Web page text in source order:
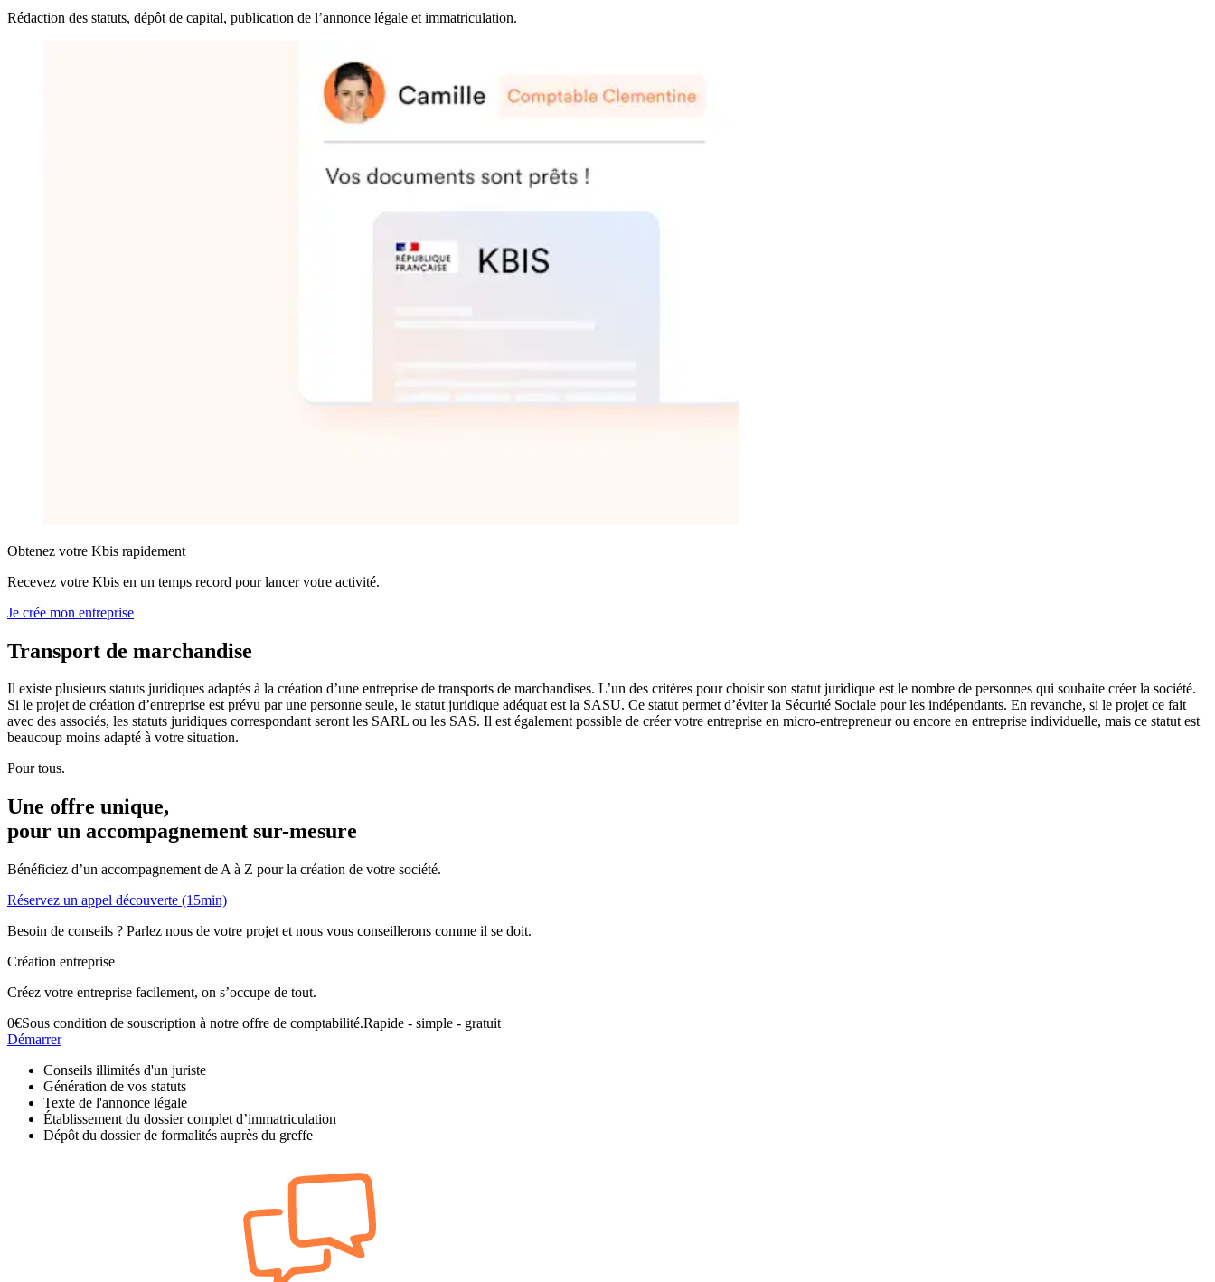
Rédaction des statuts, dépôt de capital, publication de l’annonce légale et immatriculation.
Obtenez votre Kbis rapidement
Recevez votre Kbis en un temps record pour lancer votre activité.
Je crée mon entreprise
Transport de marchandise
Il existe plusieurs statuts juridiques adaptés à la création d’une entreprise de transports de marchandises. L’un des critères pour choisir son statut juridique est le nombre de personnes qui souhaite créer la société.
Si le projet de création d’entreprise est prévu par une personne seule, le statut juridique adéquat est la SASU. Ce statut permet d’éviter la Sécurité Sociale pour les indépendants. En revanche, si le projet ce fait
avec des associés, les statuts juridiques correspondant seront les SARL ou les SAS. Il est également possible de créer votre entreprise en micro-entrepreneur ou encore en entreprise individuelle, mais ce statut est
beaucoup moins adapté à votre situation.
Pour tous.
Une offre unique,
pour un accompagnement sur-mesure
Bénéficiez d’un accompagnement de A à Z pour la création de votre société.
Réservez un appel découverte (15min)
Besoin de conseils ? Parlez nous de votre projet et nous vous conseillerons comme il se doit.
Création entreprise
Créez votre entreprise facilement, on s’occupe de tout.
0€Sous condition de souscription à notre offre de comptabilité.Rapide - simple - gratuit
Démarrer
Conseils illimités d'un juriste
Génération de vos statuts
Texte de l'annonce légale
Établissement du dossier complet d’immatriculation
Dépôt du dossier de formalités auprès du greffe